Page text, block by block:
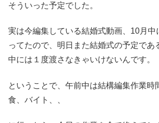
そういった予定でした。
実は今編集している結婚式動画、10月中
ってたので、明日また結婚式の予定であ
中には１度渡さなきゃいけないんです。
ということで、午前中は結構編集作業時
食、バイト、、